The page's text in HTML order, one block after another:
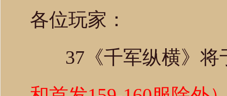
各位玩家：
37《千军纵横》将